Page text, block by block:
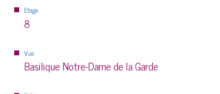
Etage
8
Vue
Basilique Notre-Dame de la Garde